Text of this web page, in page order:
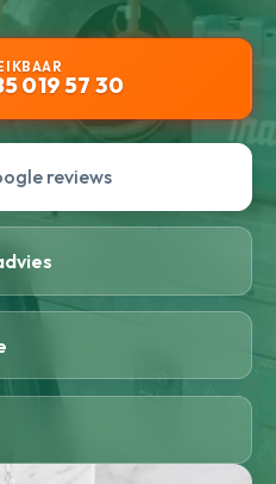
019 57 30
reviews